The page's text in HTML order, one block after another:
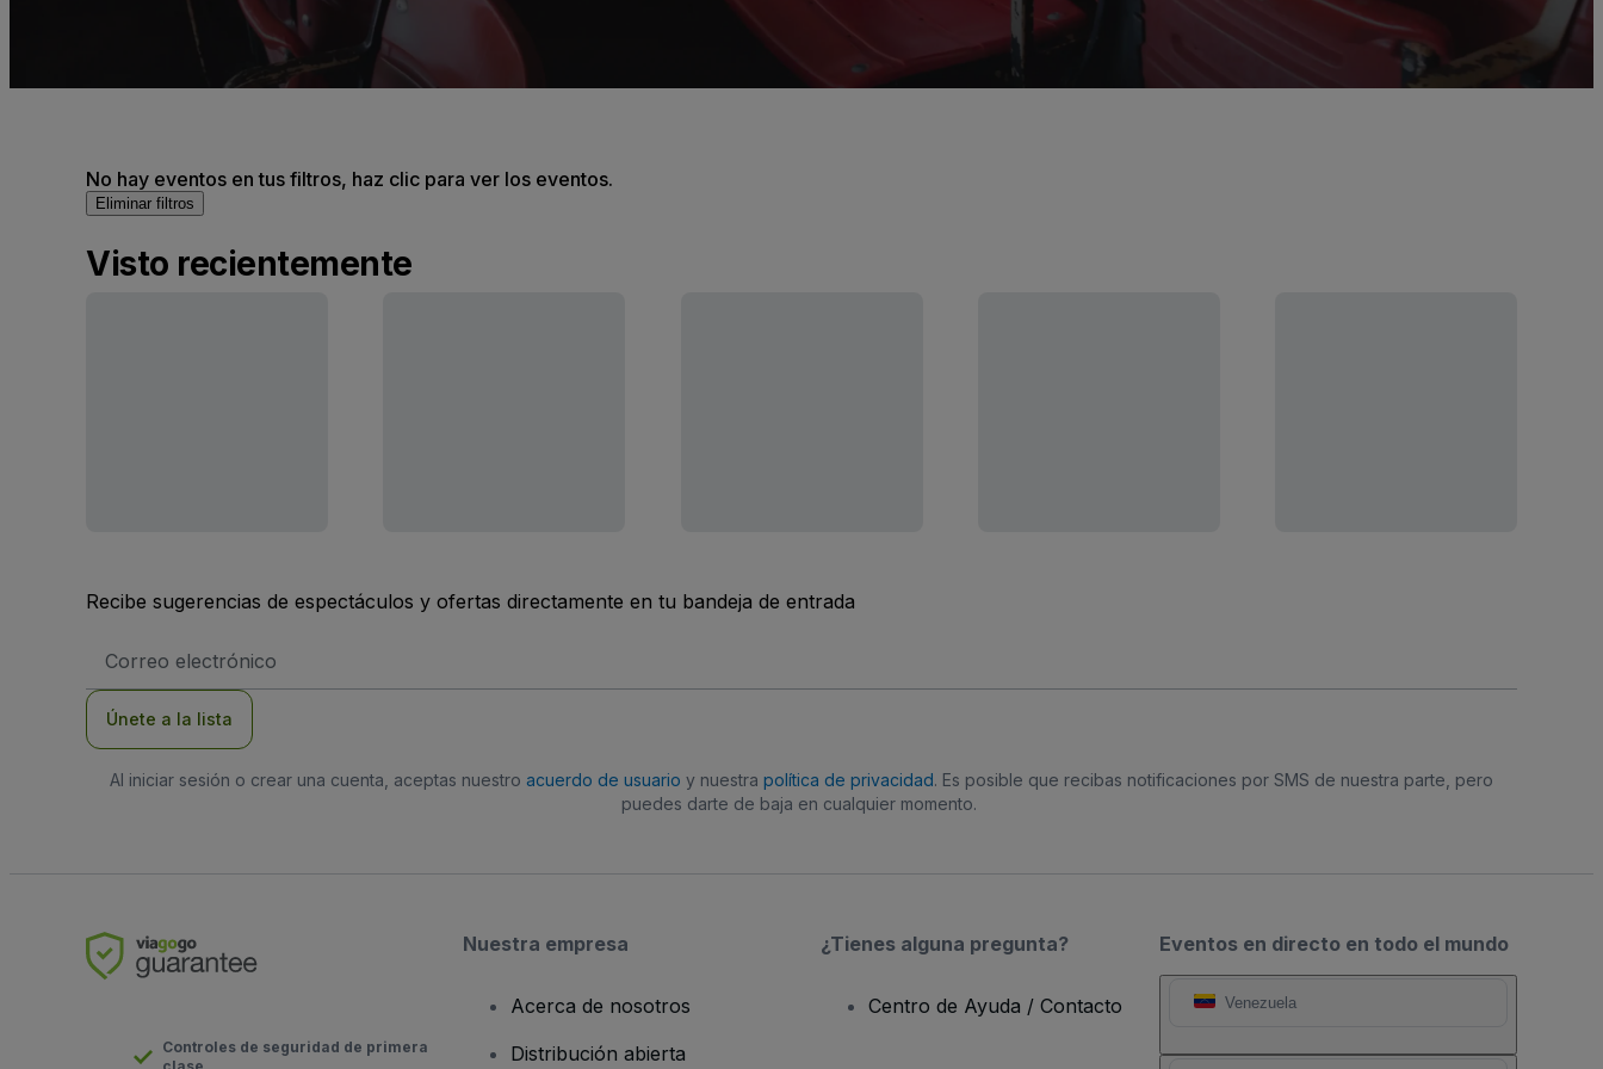
No hay eventos en tus filtros, haz clic para ver los eventos.
Eliminar filtros
Visto recientemente
Recibe sugerencias de espectáculos y ofertas directamente en tu bandeja de entrada
de
Únete a la lista
Al iniciar sesión o crear una cuenta, aceptas nuestro acuerdo de usuario y nuestra política de privacidad. Es posible que recibas notificaciones por SMS de nuestra parte, pero
puedes darte de baja en cualquier momento.
Eventos en directo en todo el mundo
Venezuela
Controles de seguridad de primera
Nuestra empresa
Acerca de nosotros
Distribución abierta
¿Tienes alguna pregunta?
Centro de Ayuda / Contacto